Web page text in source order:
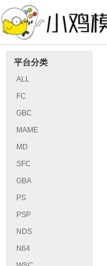
平台分类
ALL
FC
GBC
MAME
MD
SFC
GBA
PS
PSP
NDS
N64